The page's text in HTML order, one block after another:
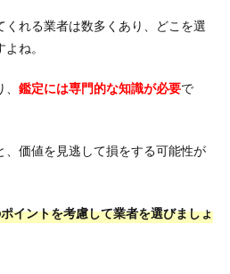
くれる業者は数多くあり、どこを選
ね。
鑑定には専門的な知識が必要で
、価値を見逃して損をする可能性が
イントを考慮して業者を選びましょ